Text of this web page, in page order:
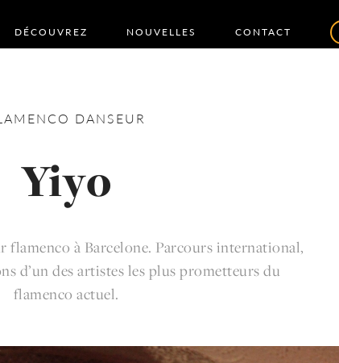
DÉCOUVREZ NOUVELLES CONTACT
DANSEUR
Yiyo
flamenco à Barcelone. Parcours international,
d’un des artistes les plus prometteurs du
flamenco actuel.